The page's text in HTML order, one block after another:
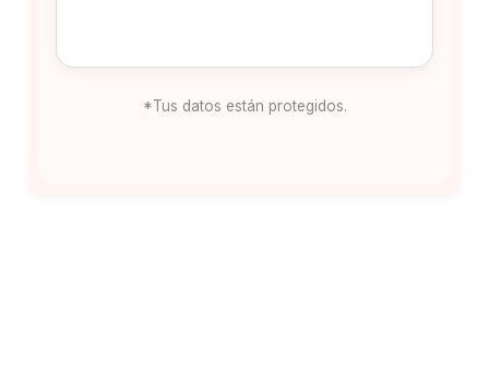
*Tus datos están protegidos.